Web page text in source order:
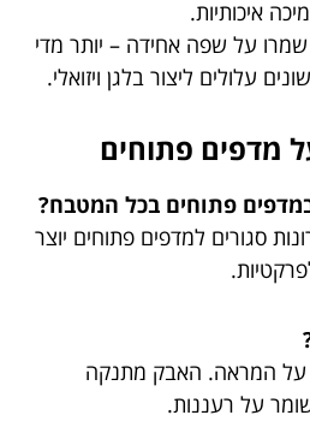
איכותיות.
שמרו על שפה אחידה – יותר מדי
עלולים ליצור בלגן ויזואלי.
מדפים פתוחים
פתוחים בכל המטבח?
סגורים למדפים פתוחים יוצר
על המראה. האבק מתנקה
על רעננות.